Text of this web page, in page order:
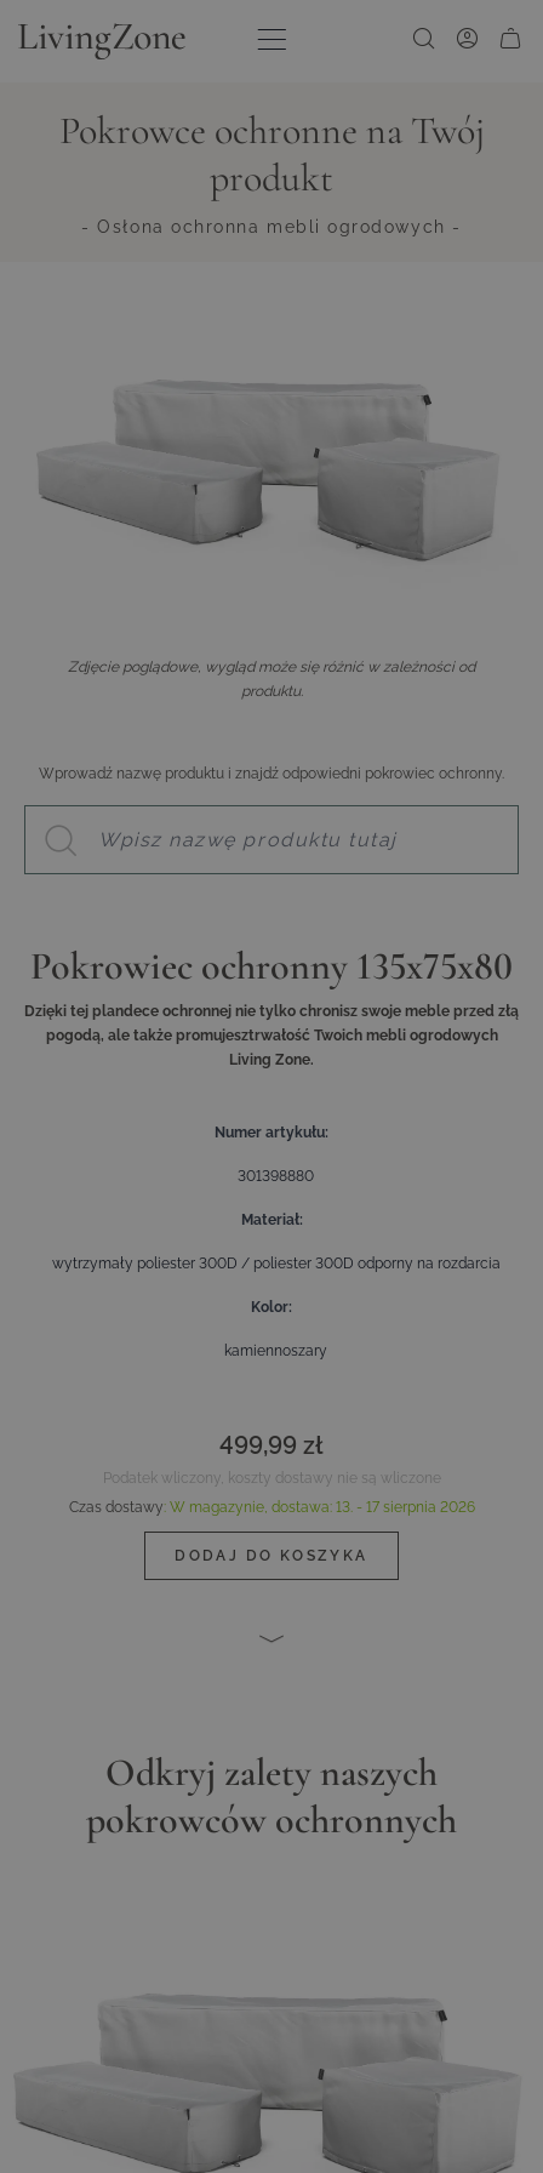
Pokrowce ochronne na Twój
produkt
- Osłona ochronna mebli ogrodowych -
Zdjęcie poglądowe, wygląd może się różnić w zależności od
produktu.
Wprowadź nazwę produktu i znajdź odpowiedni pokrowiec ochronny.
Pokrowiec ochronny 135x75x80
Dzięki tej plandece ochronnej nie tylko chronisz swoje meble przed złą
pogodą, ale także promujesztrwałość Twoich mebli ogrodowych
Living Zone.
Numer artykułu
301398880
Materiał
wytrzymały poliester 300D / poliester 300D odporny na rozdarcia
Kolor
kamiennoszary
499,99 zł
Podatek wliczony, koszty dostawy nie są wliczone
Czas dostawy: W magazynie, dostawa: 13. - 17 sierpnia 2026
DODAJ DO KOSZYKA
Odkryj zalety naszych
pokrowców ochronnych